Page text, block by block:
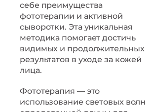
себе преимущества
фототерапии и активной
сыворотки. Эта уникальная
методика помогает достичь
видимых и продолжительных
результатов в уходе за кожей
лица.
Фототерапия — это
использование световых волн